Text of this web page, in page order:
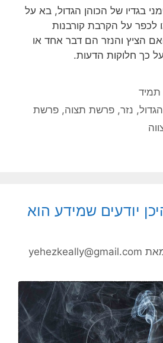
בגדיו של הכוהן הגדול, בא על
לכפר על הקרבת קורבנות
הציץ והנזר הם דבר אחד או
כך חלוקות הדעות.
תמיד
, נזר,פרשת תצוה,פרשת
יודעים שמידע הוא
yehezkeally@gmail.com